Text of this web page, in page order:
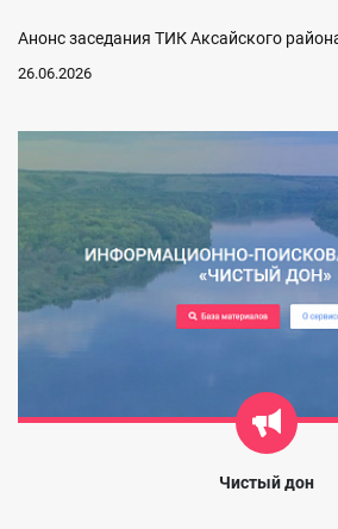
Анонс заседания ТИК Аксайского
26.06.2026
Чистый дон